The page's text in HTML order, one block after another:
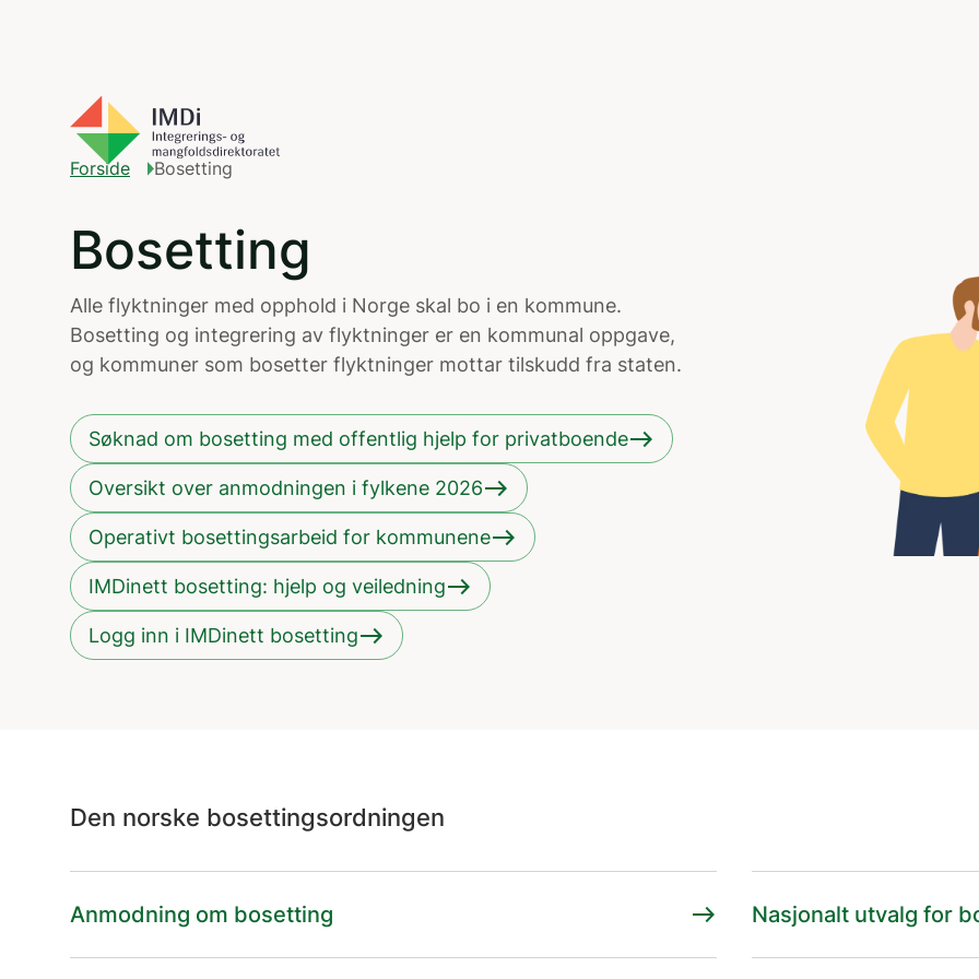
Forside Bosetting
Bosetting
Alle flyktninger med opphold i Norge skal bo i en kommune.
Bosetting og integrering av flyktninger er en kommunal oppgave,
og kommuner som bosetter flyktninger mottar tilskudd fra staten.
Søknad om bosetting med offentlig hjelp for privatboendeeast
Oversikt over anmodningen i fylkene 2026east
Operativt bosettingsarbeid for kommuneneeast
IMDinett bosetting: hjelp og veiledningeast
Logg inn i IMDinett bosettingeast
Den norske bosettingsordningen
Anmodning om bosetting east Nasjonalt utvalg for